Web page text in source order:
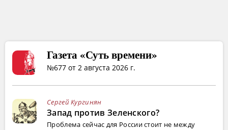
Газета «Суть времени»
№677 от 2 августа 2026 г.
Сергей Кургинян
Запад против Зеленского?
Проблема сейчас для России стоит не между